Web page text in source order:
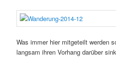
Was immer hier mitgeteilt werden
langsam ihren Vorhang darüber